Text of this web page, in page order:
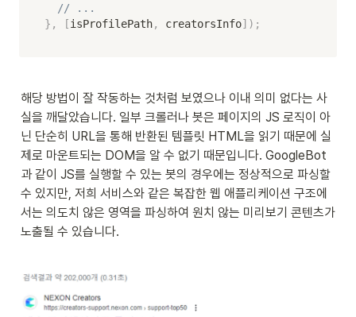
// ...
} , [isProfilePath, creatorsInfo] ) ;
해당 방법이 잘 작동하는 것처럼 보였으나 이내 의미 없다는 사
실을 깨달았습니다. 일부 크롤러나 봇은 페이지의 JS 로직이 아
닌 단순히 URL을 통해 반환된 템플릿 HTML을 읽기 때문에 실
제로 마운트되는 DOM을 알 수 없기 때문입니다. GoogleBot
과 같이 JS를 실행할 수 있는 봇의 경우에는 정상적으로 파싱할
수 있지만, 저희 서비스와 같은 복잡한 웹 애플리케이션 구조에
서는 의도치 않은 영역을 파싱하여 원치 않는 미리보기 콘텐츠가
노출될 수 있습니다.